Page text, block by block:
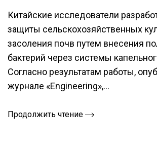
Китайские исследователи
защиты сельскохозяйственных
засоления почв путем внесения
бактерий через системы
Согласно результатам работы,
журнале «Engineering»,...
Продолжить чтение